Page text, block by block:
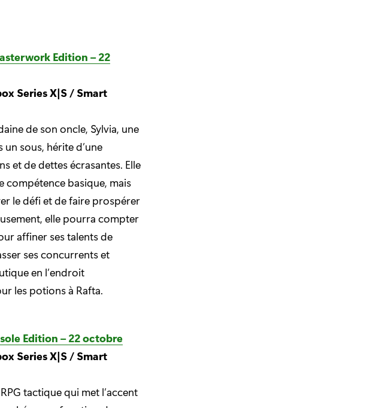
Edition – 22
Series X|S / Smart
de son oncle, Sylvia, une
un sous, hérite d’une
et de dettes écrasantes. Elle
compétence basique, mais
le défi et de faire prospérer
elle pourra compter
affiner ses talents de
ses concurrents et
en l’endroit
les potions à Rafta.
Edition – 22 octobre
Series X|S / Smart
tactique qui met l’accent